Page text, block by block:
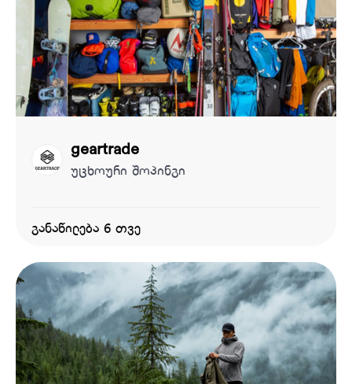
geartrade
უცხოური შოპინგი
განაწილება 6 თვე